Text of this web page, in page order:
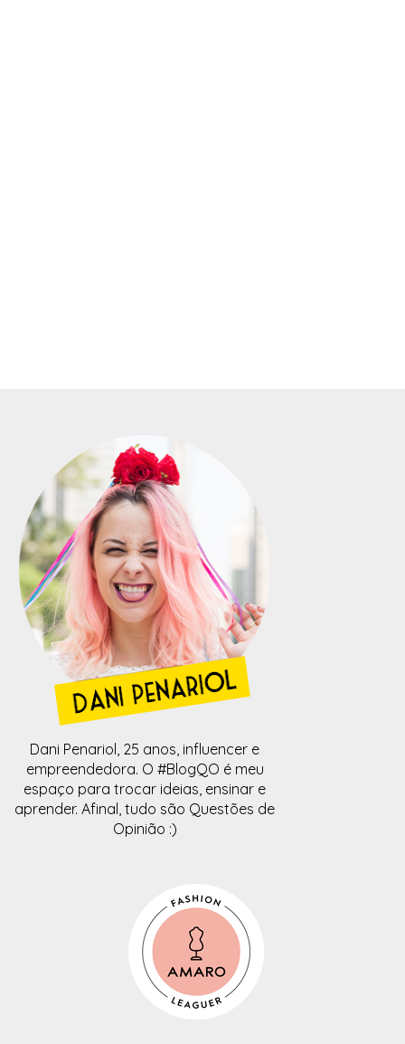
Dani Penariol, 25 anos, influencer e
empreendedora. O #BlogQO é meu
espaço para trocar ideias, ensinar e
aprender. Afinal, tudo são Questões de
Opinião :)